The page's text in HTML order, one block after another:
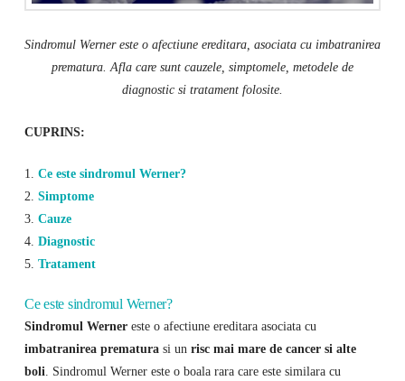
Sindromul Werner este o afectiune ereditara, asociata cu imbatranirea
prematura. Afla care sunt cauzele, simptomele, metodele de
diagnostic si tratament folosite.
CUPRINS:
1. Ce este sindromul Werner?
2. Simptome
3. Cauze
4. Diagnostic
5. Tratament
Ce este sindromul Werner?
Sindromul Wernereste o afectiune ereditara asociata cu
imbatranirea prematurasi un risc mai mare de cancer si alte
boli . Sindromul Werner este o boala rara care este similara cu